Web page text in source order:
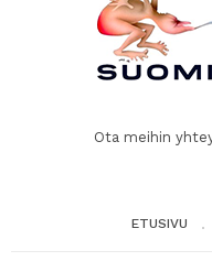
Ota meihin
ETUSIVU